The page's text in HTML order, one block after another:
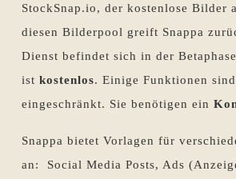
StockSnap.io, der kostenlose Bilder
diesen Bilderpool greift Snappa
Dienst befindet sich in der
ist kostenlos. Einige Funktionen
eingeschränkt. Sie benötigen ein
Snappa bietet Vorlagen für
an: Social Media Posts, Ads